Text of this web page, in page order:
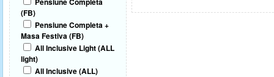
(FB)
Pensiune Completa +
Masa Festiva (FB)
All Inclusive Light (ALL
light)
All Inclusive (ALL)